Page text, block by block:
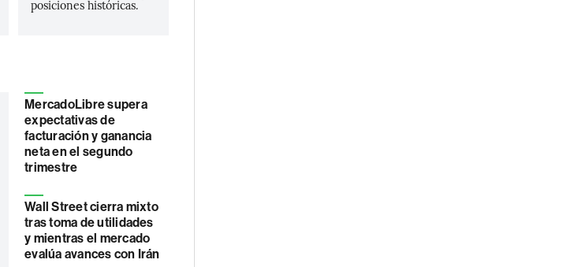
posiciones históricas.
MercadoLibre supera
expectativas de
facturación y ganancia
neta en el segundo
trimestre
Wall Street cierra mixto
tras toma de utilidades
y mientras el mercado
evalúa avances con Irán